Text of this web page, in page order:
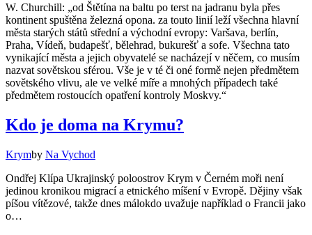
W. Churchill: „od Štětína na baltu po terst na jadranu byla přes
kontinent spuštěna železná opona. za touto linií leží všechna hlavní
města starých států střední a východní evropy: Varšava, berlín,
Praha, Vídeň, budapešť, bělehrad, bukurešť a sofe. Všechna tato
vynikající města a jejich obyvatelé se nacházejí v něčem, co musím
nazvat sovětskou sférou. Vše je v té či oné formě nejen předmětem
sovětského vlivu, ale ve velké míře a mnohých případech také
předmětem rostoucích opatření kontroly Moskvy.“
Kdo je doma na Krymu?
Krymby Na Vychod
Ondřej Klípa Ukrajinský poloostrov Krym v Černém moři není
jedinou kronikou migrací a etnického míšení v Evropě. Dějiny však
píšou vítězové, takže dnes málokdo uvažuje například o Francii jako
o…